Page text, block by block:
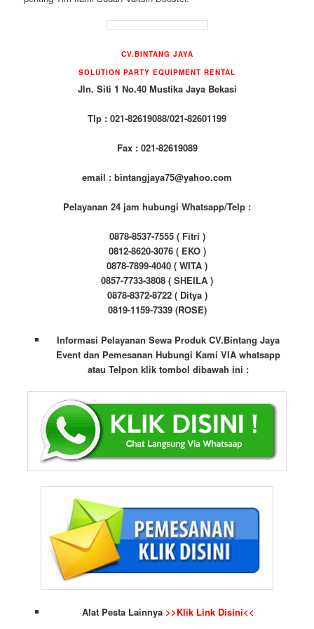
CV.BINTANG JAYA
SOLUTION PARTY EQUIPMENT RENTAL
Jln. Siti 1 No.40 Mustika Jaya Bekasi
Tlp : 021-82619088/021-82601199
Fax : 021-82619089
email : bintangjaya75@yahoo.com
Pelayanan 24 jam hubungi Whatsapp/Telp :
0878-8537-7555 ( Fitri )
0812-8620-3076 ( EKO )
0878-7899-4040 ( WITA )
0857-7733-3808 ( SHEILA )
0878-8372-8722 ( Ditya )
0819-1159-7339 (ROSE)
Informasi Pelayanan Sewa Produk CV.Bintang Jaya
Event dan Pemesanan Hubungi Kami VIA whatsapp
atau Telpon klik tombol dibawah ini :
Alat Pesta Lainnya >>Klik Link Disini<<